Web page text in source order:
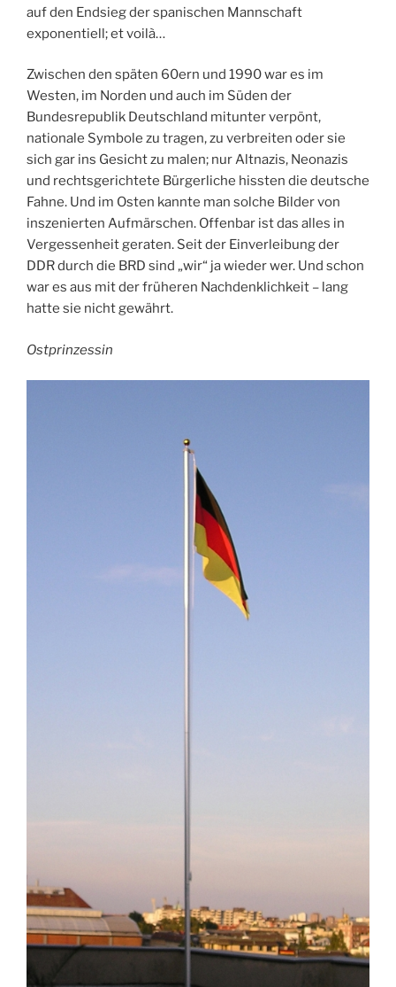
auf den Endsieg der spanischen Mannschaft
exponentiell; et voilà…
Zwischen den späten 60ern und 1990 war es im
Westen, im Norden und auch im Süden der
Bundesrepublik Deutschland mitunter verpönt,
nationale Symbole zu tragen, zu verbreiten oder sie
sich gar ins Gesicht zu malen; nur Altnazis, Neonazis
und rechtsgerichtete Bürgerliche hissten die deutsche
Fahne. Und im Osten kannte man solche Bilder von
inszenierten Aufmärschen. Offenbar ist das alles in
Vergessenheit geraten. Seit der Einverleibung der
DDR durch die BRD sind „wir“ ja wieder wer. Und schon
war es aus mit der früheren Nachdenklichkeit – lang
hatte sie nicht gewährt.
Ostprinzessin